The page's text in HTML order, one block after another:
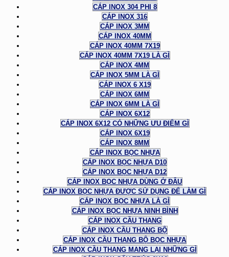
CÁP INOX 304 PHI 8
CÁP INOX 316
CÁP INOX 3MM
CÁP INOX 40MM
CÁP INOX 40MM 7X19
CÁP INOX 40MM 7X19 LÀ GÌ
CÁP INOX 4MM
CÁP INOX 5MM LÀ GÌ
CÁP INOX 6 X19
CÁP INOX 6MM
CÁP INOX 6MM LÀ GÌ
CÁP INOX 6X12
CÁP INOX 6X12 CÓ NHỮNG ƯU ĐIỂM GÌ
CÁP INOX 6X19
CÁP INOX 8MM
CÁP INOX BỌC NHỰA
CÁP INOX BỌC NHỰA D10
CÁP INOX BỌC NHỰA D12
CÁP INOX BỌC NHỰA DÙNG Ở ĐÂU
CÁP INOX BỌC NHỰA ĐƯỢC SỬ DỤNG ĐỂ LÀM GÌ
CÁP INOX BỌC NHỰA LÀ GÌ
CÁP INOX BỌC NHỰA NINH BÌNH
CÁP INOX CẦU THANG
CÁP INOX CẦU THANG BỘ
CÁP INOX CẦU THANG BỘ BỌC NHỰA
CÁP INOX CẦU THANG MANG LẠI NHỮNG GÌ